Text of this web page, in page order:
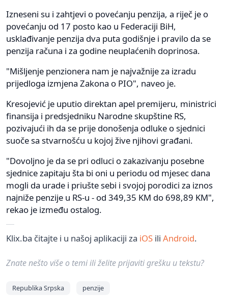
Izneseni su i zahtjevi o povećanju penzija, a riječ je o
povećanju od 17 posto kao u Federaciji BiH,
usklađivanje penzija dva puta godišnje i pravilo da se
penzija računa i za godine neuplaćenih doprinosa.
"Mišljenje penzionera nam je najvažnije za izradu
prijedloga izmjena Zakona o PIO", naveo je.
Kresojević je uputio direktan apel premijeru, ministrici
finansija i predsjedniku Narodne skupštine RS,
pozivajući ih da se prije donošenja odluke o sjednici
suoče sa stvarnošću u kojoj žive njihovi građani.
"Dovoljno je da se pri odluci o zakazivanju posebne
sjednice zapitaju šta bi oni u periodu od mjesec dana
mogli da urade i priušte sebi i svojoj porodici za iznos
najniže penzije u RS-u - od 349,35 KM do 698,89 KM",
rekao je između ostalog.
Klix.ba čitajte i u našoj aplikaciji za iOS ili Android.
Znate nešto više o temi ili želite prijaviti grešku u tekstu?
Republika Srpska penzije